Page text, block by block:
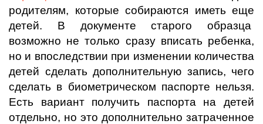
родителям, которые собираются иметь еще
детей. В документе старого образца
возможно не только сразу вписать ребенка,
но и впоследствии при изменении количества
детей сделать дополнительную запись, чего
сделать в биометрическом паспорте нельзя.
Есть вариант получить паспорта на детей
отдельно, но это дополнительно затраченное